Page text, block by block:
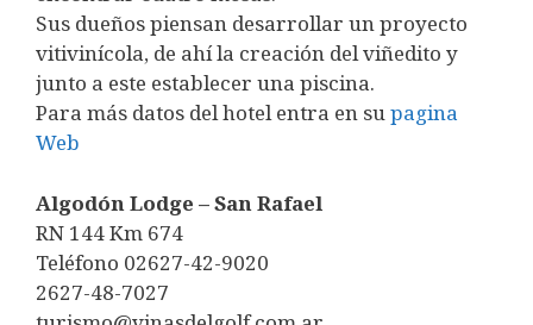
Sus dueños piensan desarrollar un proyecto
vitivinícola, de ahí la creación del viñedito y
junto a este establecer una piscina.
Para más datos del hotel entra en supagina
Web
Algodón Lodge – San Rafael
RN 144 Km 674
Teléfono 02627-42-9020
2627-48-7027